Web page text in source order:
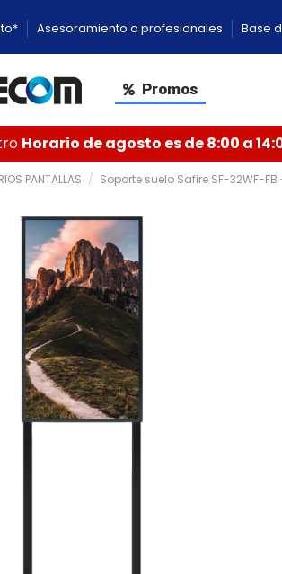
Asesoramiento a profesionales Base
Promos
Horario de agosto es de 8:00 a
PANTALLAS Soporte suelo Safire SF-32WF-